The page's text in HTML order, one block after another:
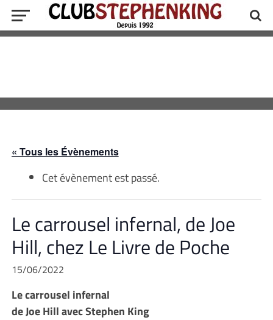
« Tous les Évènements
Cet évènement est passé.
Le carrousel infernal, de Joe
Hill, chez Le Livre de Poche
15/06/2022
Le carrousel infernal
de Joe Hill avec Stephen King